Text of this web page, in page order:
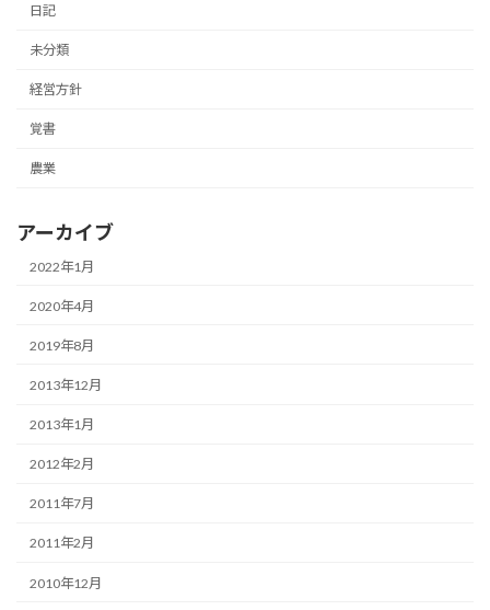
日記
未分類
経営方針
覚書
農業
アーカイブ
2022年1月
2020年4月
2019年8月
2013年12月
2013年1月
2012年2月
2011年7月
2011年2月
2010年12月